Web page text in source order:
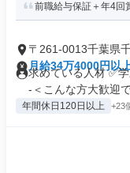
前職給与保証＋年4回
〒261-0013千葉県
月給34万4000円以
求めている人材 ✅
-＜こんな方大歓迎で
年間休日120日以上 +23